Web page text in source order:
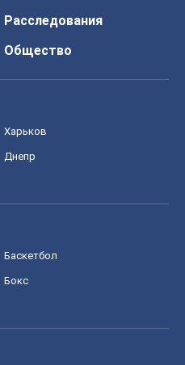
Расследования
Общество
Харьков
Днепр
Баскетбол
Бокс